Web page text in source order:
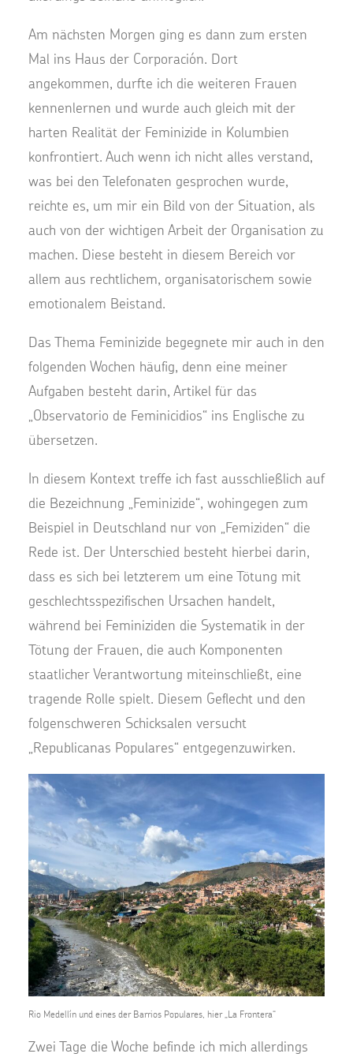
Am nächsten Morgen ging es dann zum ersten
Mal ins Haus der Corporación. Dort
angekommen, durfte ich die weiteren Frauen
kennenlernen und wurde auch gleich mit der
harten Realität der Feminizide in Kolumbien
konfrontiert. Auch wenn ich nicht alles verstand,
was bei den Telefonaten gesprochen wurde,
reichte es, um mir ein Bild von der Situation, als
auch von der wichtigen Arbeit der Organisation zu
machen. Diese besteht in diesem Bereich vor
allem aus rechtlichem, organisatorischem sowie
emotionalem Beistand.
Das Thema Feminizide begegnete mir auch in den
folgenden Wochen häufig, denn eine meiner
Aufgaben besteht darin, Artikel für das
„Observatorio de Feminicidios“ ins Englische zu
übersetzen.
In diesem Kontext treffe ich fast ausschließlich auf
die Bezeichnung „Feminizide“, wohingegen zum
Beispiel in Deutschland nur von „Femiziden“ die
Rede ist. Der Unterschied besteht hierbei darin,
dass es sich bei letzterem um eine Tötung mit
geschlechtsspezifischen Ursachen handelt,
während bei Feminiziden die Systematik in der
Tötung der Frauen, die auch Komponenten
staatlicher Verantwortung miteinschließt, eine
tragende Rolle spielt. Diesem Geflecht und den
folgenschweren Schicksalen versucht
„Republicanas Populares“ entgegenzuwirken.
Rio Medellín und eines der Barrios Populares, hier „La Frontera“
Zwei Tage die Woche befinde ich mich allerdings